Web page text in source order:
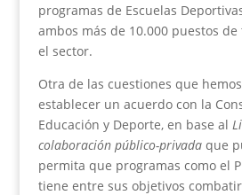
programas de Escuelas
ambos más de 10.000 puestos
el sector.
Otra de las cuestiones que
establecer un acuerdo con la
Educación y Deporte, en base al
colaboración público-privadaque
permita que programas como el
tiene entre sus objetivos